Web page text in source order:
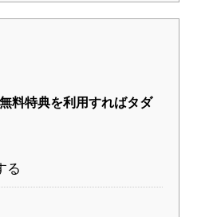
料特典を利用すればタダ
る